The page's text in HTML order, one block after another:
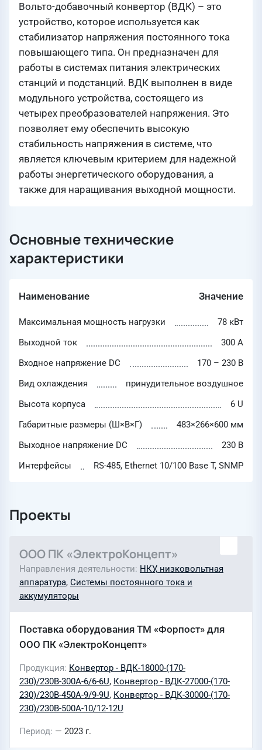
Вольто-добавочный конвертор (ВДК) – это
устройство, которое используется как
стабилизатор напряжения постоянного тока
повышающего типа. Он предназначен для
работы в системах питания электрических
станций и подстанций. ВДК выполнен в виде
модульного устройства, состоящего из
четырех преобразователей напряжения. Это
позволяет ему обеспечить высокую
стабильность напряжения в системе, что
является ключевым критерием для надежной
работы энергетического оборудования, а
также для наращивания выходной мощности.
Основные технические
характеристики
Наименование Значение
Максимальная мощность нагрузки
78 кВт
Выходной ток
300 А
Входное напряжение DC
170 – 230 В
Вид охлаждения
принудительное воздушное
Высота корпуса
6 U
Габаритные размеры (Ш×В×Г)
483×266×600 мм
Выходное напряжение DC
230 В
Интерфейсы
RS-485, Ethernet 10/100 Base T, SNMP
Проекты
ООО ПК «ЭлектроКонцепт»
Направления деятельности НКУ, низковольтная
аппаратура, Системы постоянного тока и
аккумуляторы
Поставка оборудования ТМ «Форпост» для
ООО ПК «ЭлектроКонцепт»
Продукция Конвертор - ВДК-18000-(170-
230)/230В-300А-6/6-6U, Конвертор - ВДК-27000-(170-
230)/230В-450А-9/9-9U, Конвертор - ВДК-30000-(170-
230)/230В-500А-10/12-12U
Период — 2023 г.